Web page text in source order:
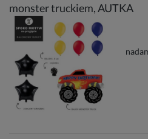
monster truckiem, AUTKA